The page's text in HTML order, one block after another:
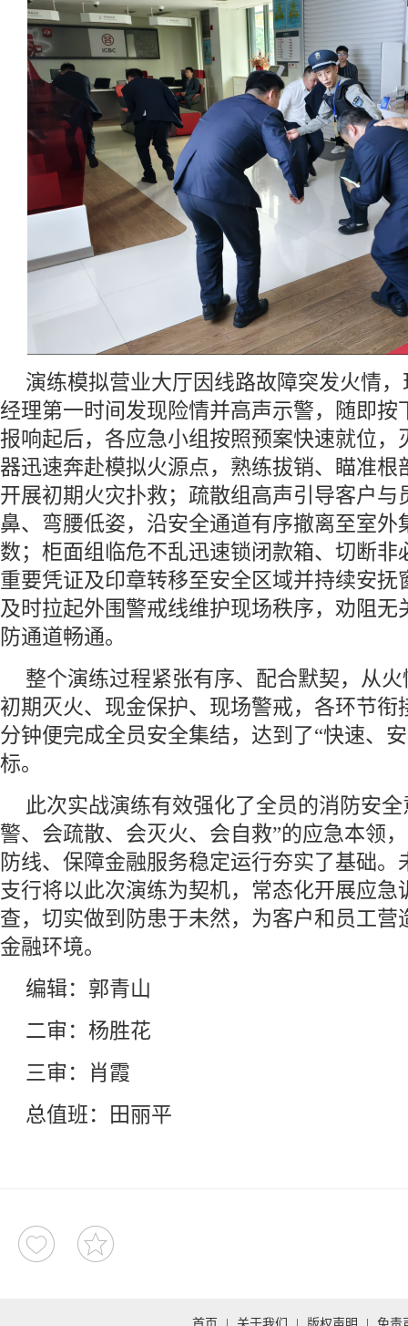
演练模拟营业大厅因线路故障突发火情
经理第一时间发现险情并高声示警，随即按
报响起后，各应急小组按照预案快速就位，
器迅速奔赴模拟火源点，熟练拔销、瞄准根
开展初期火灾扑救；疏散组高声引导客户与
鼻、弯腰低姿，沿安全通道有序撤离至室外
数；柜面组临危不乱迅速锁闭款箱、切断非
重要凭证及印章转移至安全区域并持续安抚
及时拉起外围警戒线维护现场秩序，劝阻无
防通道畅通。
整个演练过程紧张有序、配合默契，从
初期灭火、现金保护、现场警戒，各环节衔
分钟便完成全员安全集结，达到了“快速、
标。
此次实战演练有效强化了全员的消防安
警、会疏散、会灭火、会自救”的应急本领
防线、保障金融服务稳定运行夯实了基础。
支行将以此次演练为契机，常态化开展应急
查，切实做到防患于未然，为客户和员工营
金融环境。
编辑：郭青山
二审：杨胜花
三审：肖霞
总值班：田丽平